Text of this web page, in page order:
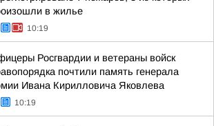
в жилье
10:19
Росгвардии и ветераны войск
почтили память генерала
Ивана Кирилловича Яковлева
10:19